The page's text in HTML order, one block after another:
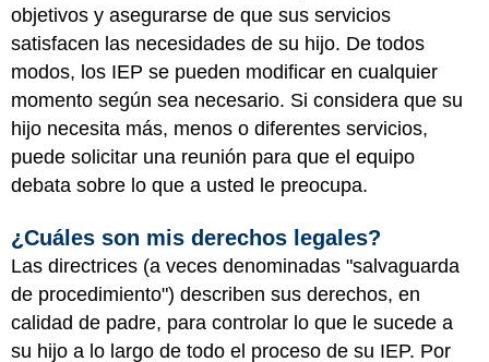
objetivos y asegurarse de que sus servicios
satisfacen las necesidades de su hijo. De todos
modos, los IEP se pueden modificar en cualquier
momento según sea necesario. Si considera que su
hijo necesita más, menos o diferentes servicios,
puede solicitar una reunión para que el equipo
debata sobre lo que a usted le preocupa.
¿Cuáles son mis derechos legales?
Las directrices (a veces denominadas "salvaguarda
de procedimiento") describen sus derechos, en
calidad de padre, para controlar lo que le sucede a
su hijo a lo largo de todo el proceso de su IEP. Por